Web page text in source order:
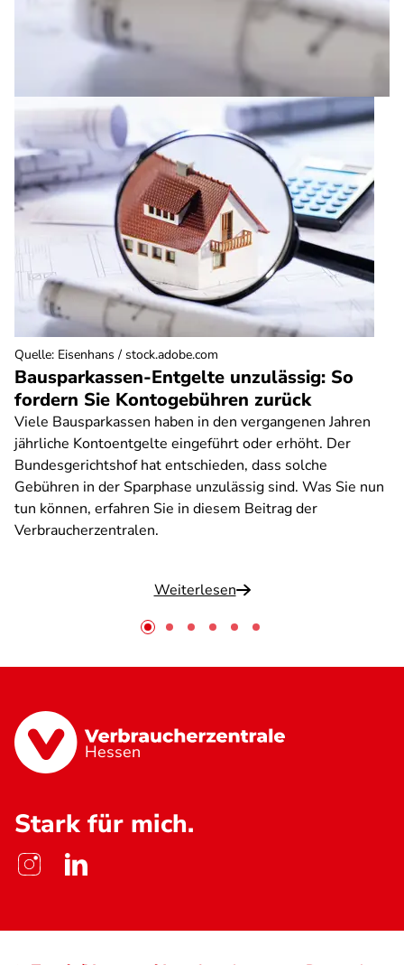
Bausparkassen-Entgelte unzulässig: So
fordern Sie Kontogebühren zurück
Viele Bausparkassen haben in den vergangenen Jahren
jährliche Kontoentgelte eingeführt oder erhöht. Der
Bundesgerichtshof hat entschieden, dass solche
Gebühren in der Sparphase unzulässig sind. Was Sie nun
tun können, erfahren Sie in diesem Beitrag der
Verbraucherzentralen.
Weiterlesen
Quelle: Eisenhans / stock.adobe.com
Hessen
Stark für mich.